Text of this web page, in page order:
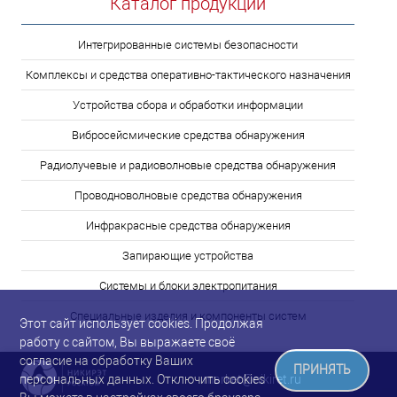
Интегрированные системы безопасности
Комплексы и средства оперативно-тактического назначения
Устройства сбора и обработки информации
Вибросейсмические средства обнаружения
Радиолучевые и радиоволновые средства обнаружения
Проводноволновые средства обнаружения
Инфракрасные средства обнаружения
Запирающие устройства
Системы и блоки электропитания
Специальные изделия и компоненты систем
market@nikiret.ru
Этот сайт использует cookies. Продолжая
работу с сайтом, Вы выражаете своё
согласие на обработку Ваших
персональных данных. Отключить cookies
ПРИНЯТЬ